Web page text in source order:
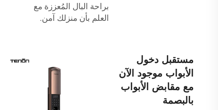
براحة البال المُعززة مع
العلم بأن منزلك آمن.
مستقبل دخول
الأبواب موجود الآن
مع مقابض الأبواب
بالبصمة